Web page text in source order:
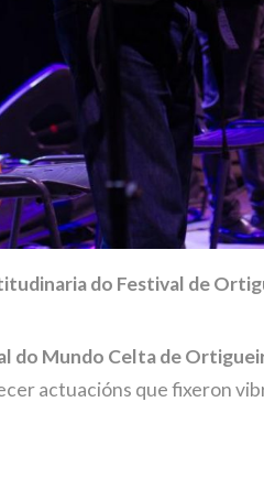
do Festival de
do Mundo Celta de
actuacións que fixeron